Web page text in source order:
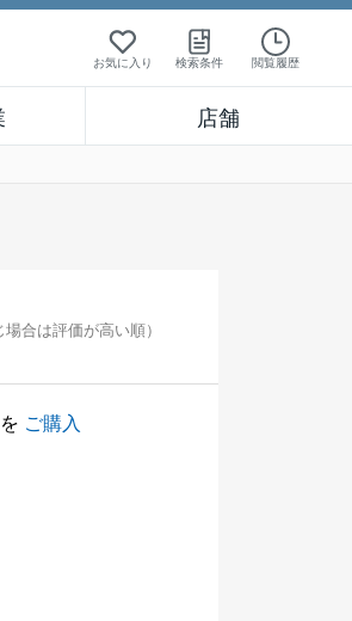
お気に入り 検索条件 閲覧履歴
店舗
合は評価が高い順）
を ご購入